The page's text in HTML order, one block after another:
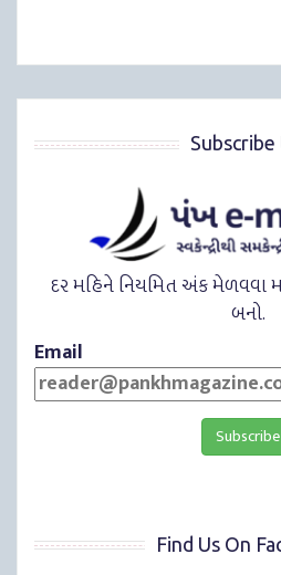
Subscribe
દર મહિને નિયમિત અંક મેળવવા
બનો.
Email
Find Us On